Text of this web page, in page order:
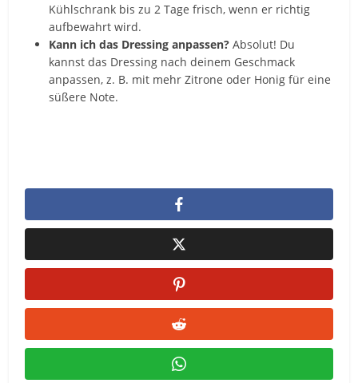
Kühlschrank bis zu 2 Tage frisch, wenn er richtig
aufbewahrt wird.
Kann ich das Dressing anpassen? Absolut! Du
kannst das Dressing nach deinem Geschmack
anpassen, z. B. mit mehr Zitrone oder Honig für eine
süßere Note.